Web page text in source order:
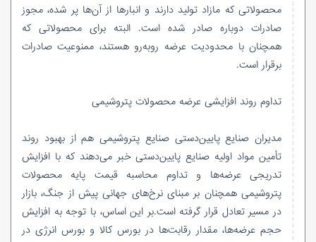
محصولاتی که مازاد تولید دارند و انبارها از آن‌ها پر شده، مجوز
صادرات دوباره صادر شده است. البته برای محصولاتی که
همچنان با محدودیت عرضه روبه‌رو هستند، ممنوعیت صادرات
برقرار است.
تداوم روند افزایشی عرضه‌ محصولات پتروشیمی
مدیران صنایع پایین‌دستی صنایع پتروشیمی هم از بهبود روند
تأمین مواد اولیه صنایع پایین‌دستی خبر می‌دهند که با افزایش
تدریجی عرضه‌ها و تداوم محاسبه قیمت پایه محصولات
پتروشیمی همچنان بر مبنای نرخ‌های جهانی پیش از جنگ، بازار
در مسیر تعادل قرار گرفته است.بر این اساس، با توجه به افزایش
حجم عرضه‌ها، مقدار رقابت‌ها در بورس کالا و بورس انرژی در